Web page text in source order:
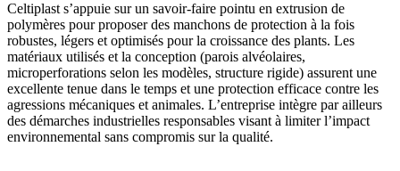
Celtiplast s’appuie sur un savoir-faire pointu en extrusion de
polymères pour proposer des manchons de protection à la fois
robustes, légers et optimisés pour la croissance des plants. Les
matériaux utilisés et la conception (parois alvéolaires,
microperforations selon les modèles, structure rigide) assurent une
excellente tenue dans le temps et une protection efficace contre les
agressions mécaniques et animales. L’entreprise intègre par ailleurs
des démarches industrielles responsables visant à limiter l’impact
environnemental sans compromis sur la qualité.